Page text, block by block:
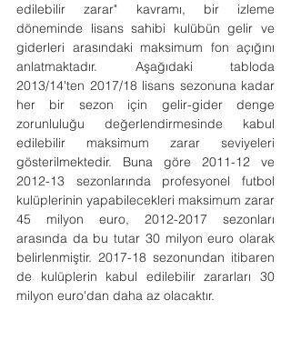
edilebilir zarar" kavramı, bir izleme
döneminde lisans sahibi kulübün gelir ve
giderleri arasındaki maksimum fon açığını
anlatmaktadır. Aşağıdaki tabloda
2013/14'ten 2017/18 lisans sezonuna kadar
her bir sezon için gelir-gider denge
zorunluluğu değerlendirmesinde kabul
edilebilir maksimum zarar seviyeleri
gösterilmektedir. Buna göre 2011-12 ve
2012-13 sezonlarında profesyonel futbol
kulüplerinin yapabilecekleri maksimum zarar
45 milyon euro, 2012-2017 sezonları
arasında da bu tutar 30 milyon euro olarak
belirlenmiştir. 2017-18 sezonundan itibaren
de kulüplerin kabul edilebilir zararları 30
milyon euro'dan daha az olacaktır.